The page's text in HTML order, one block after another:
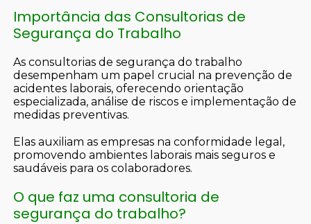
Importância das Consultorias de
Segurança do Trabalho
As consultorias de segurança do trabalho
desempenham um papel crucial na prevenção de
acidentes laborais, oferecendo orientação
especializada, análise de riscos e implementação de
medidas preventivas.
Elas auxiliam as empresas na conformidade legal,
promovendo ambientes laborais mais seguros e
saudáveis para os colaboradores.
O que faz uma consultoria de
segurança do trabalho?